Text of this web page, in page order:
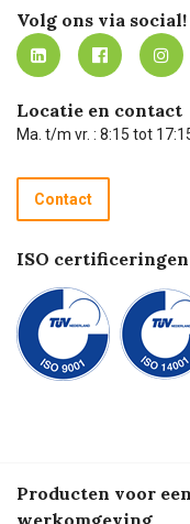
Werken bij Carel Lurvink
MVO
Mijn Carel Lurvink
Mijn Carel Lurvink
Carel Lurvink App
Hulp op afstand
Technische dienst
Recycle programma
Betalen
Innovation LAB
Tevreden klanten
Carel Lurvink Blog
Carel de podcast
Volg ons via social!
Locatie en contact
Ma. t/m vr. : 8:15 tot
Contact
ISO certificeringen
Producten voor
werkomgeving